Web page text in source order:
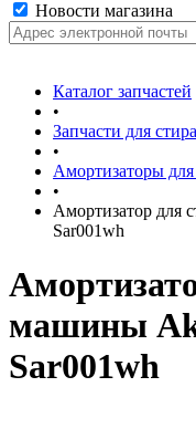
Новости магазина
Каталог запчастей
•
Запчасти для
•
Амортизаторы
•
Амортизатор для
Sar001wh
машины
Sar001wh